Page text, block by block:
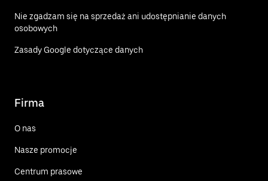
Nie zgadzam się na sprzedaż ani udostępnianie danych
osobowych
Zasady Google dotyczące danych
Firma
O nas
Nasze promocje
Centrum prasowe